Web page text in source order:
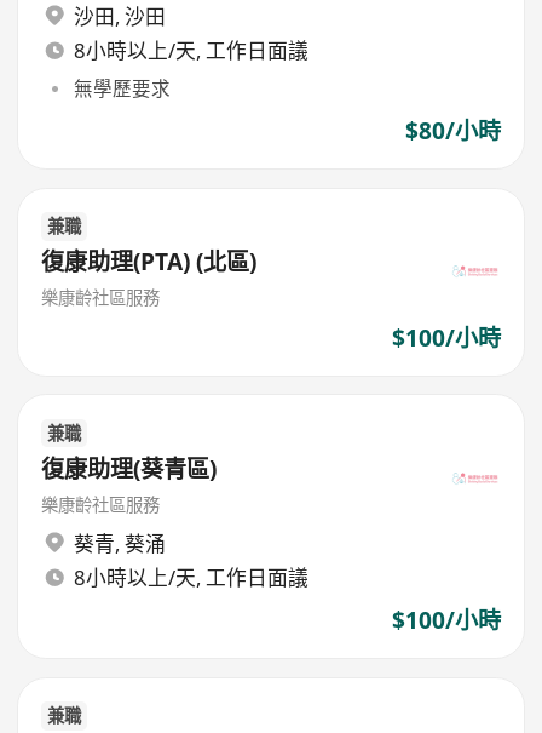
沙田, 沙田
8小時以上/天, 工作日面議
無學歷要求
$80/小時
兼職
復康助理(PTA) (北區)
樂康齡社區服務
$100/小時
兼職
復康助理(葵青區)
樂康齡社區服務
葵青, 葵涌
8小時以上/天, 工作日面議
$100/小時
兼職